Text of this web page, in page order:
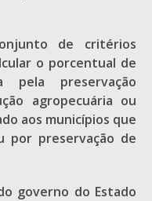
de critérios
o porcentual de
preservação
agropecuária ou
aos municípios que
por preservação de
governo do Estado